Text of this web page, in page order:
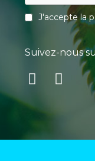
J'accepte la
Suivez-nous